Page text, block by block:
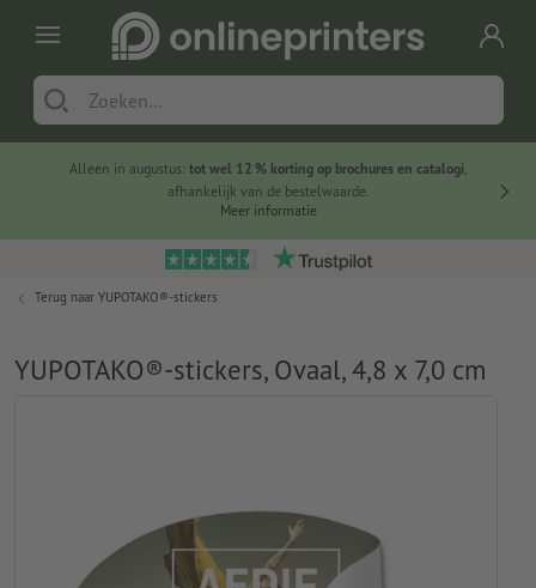
Alleen in augustus: tot wel 12 % korting op brochures en catalogi,
afhankelijk van de bestelwaarde.
Meer informatie
Terug naar YUPOTAKO®-stickers
YUPOTAKO®-stickers, Ovaal, 4,8 x 7,0 cm